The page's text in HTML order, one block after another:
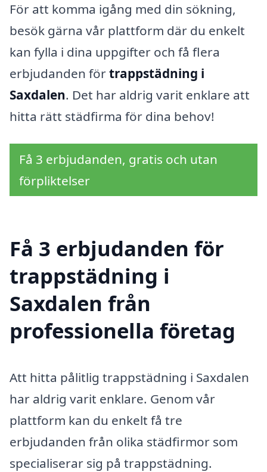
För att komma igång med din sökning,
besök gärna vår plattform där du enkelt
kan fylla i dina uppgifter och få flera
erbjudanden förtrappstädning i
Saxdalen. Det har aldrig varit enklare att
hitta rätt städfirma för dina behov!
Få 3 erbjudanden, gratis och utan
förpliktelser
Få 3 erbjudanden för
trappstädning i
Saxdalen från
professionella företag
Att hitta pålitlig trappstädning i Saxdalen
har aldrig varit enklare. Genom vår
plattform kan du enkelt få tre
erbjudanden från olika städfirmor som
specialiserar sig på trappstädning.